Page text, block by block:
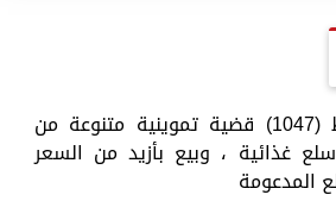
.. وتتمكن من ضبط (1047) قضية تموينية متنوعة من
غذائية ، وبيع بأزيد من السعر
المدعومة